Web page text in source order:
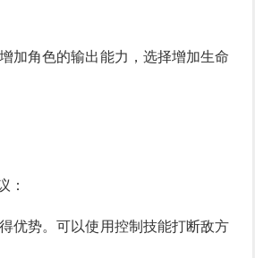
加角色的输出能力，选择增加生命
：
优势。可以使用控制技能打断敌方